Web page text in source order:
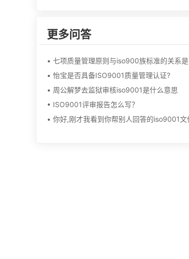
更多问答
• 七项质量管理原则与iso900族标准的关系是
• 怡宝是否具备ISO9001质量管理认证?
• 周公解梦去监狱审核iso9001是什么意思
• ISO9001评审报告怎么写？